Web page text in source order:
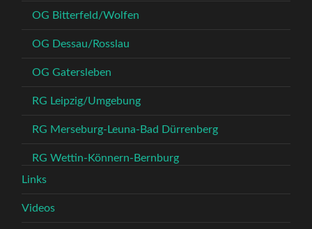
OG Bitterfeld/Wolfen
OG Dessau/Rosslau
OG Gatersleben
RG Leipzig/Umgebung
RG Merseburg-Leuna-Bad Dürrenberg
RG Wettin-Könnern-Bernburg
Links
Videos